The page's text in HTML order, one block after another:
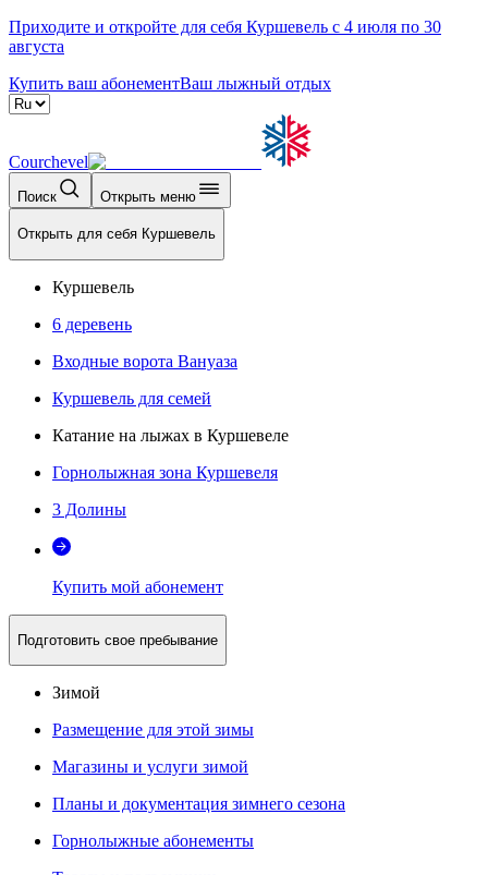
Приходите и откройте для себя Куршевель с 4 июля по 30
августа
Купить ваш абонементВаш лыжный отдых
Courchevel
Поиск Открыть меню
Открыть для себя Куршевель
Куршевель
6 деревень
Входные ворота Вануаза
Куршевель для семей
Катание на лыжах в Куршевеле
Горнолыжная зона Куршевеля
3 Долины
Купить мой абонемент
Подготовить свое пребывание
Зимой
Размещение для этой зимы
Магазины и услуги зимой
Планы и документация зимнего сезона
Горнолыжные абонементы